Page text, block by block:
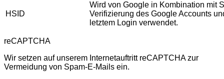
HSID
Wird von Google in Kombination mit
Verifizierung des Google Accounts
letztem Login verwendet.
reCAPTCHA
Wir setzen auf unserem Internetauftritt reCAPTCHA zur
Vermeidung von Spam-E-Mails ein.